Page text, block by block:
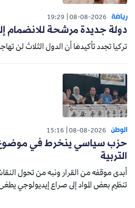
رياضة 08-08-2026
19:29
دولة جديدة مرشحة للانضمام
تركيا تجدد تأكيدها أن الدول الثلاث لن
الوطن 08-08-2026
15:16
حزب سياسي ينخرط في موضوع
التربية
أبدى موقفه من القرار ونبه من تحول
تنظيم بعض المواد إلى صراع إيديولوجي